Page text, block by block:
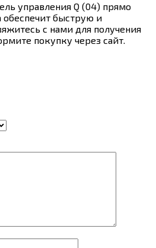
управления Q (04) прямо
обеспечит быструю и
с нами для получения
покупку через сайт.